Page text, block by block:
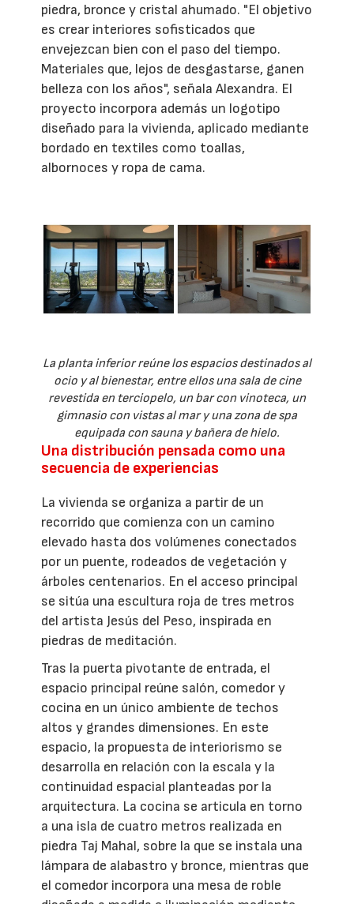
piedra, bronce y cristal ahumado. "El objetivo
es crear interiores sofisticados que
envejezcan bien con el paso del tiempo.
Materiales que, lejos de desgastarse, ganen
belleza con los años", señala Alexandra. El
proyecto incorpora además un logotipo
diseñado para la vivienda, aplicado mediante
bordado en textiles como toallas,
albornoces y ropa de cama.
La planta inferior reúne los espacios destinados al
ocio y al bienestar, entre ellos una sala de cine
revestida en terciopelo, un bar con vinoteca, un
gimnasio con vistas al mar y una zona de spa
equipada con sauna y bañera de hielo.
Una distribución pensada como una
secuencia de experiencias
La vivienda se organiza a partir de un
recorrido que comienza con un camino
elevado hasta dos volúmenes conectados
por un puente, rodeados de vegetación y
árboles centenarios. En el acceso principal
se sitúa una escultura roja de tres metros
del artista Jesús del Peso, inspirada en
piedras de meditación.
Tras la puerta pivotante de entrada, el
espacio principal reúne salón, comedor y
cocina en un único ambiente de techos
altos y grandes dimensiones. En este
espacio, la propuesta de interiorismo se
desarrolla en relación con la escala y la
continuidad espacial planteadas por la
arquitectura. La cocina se articula en torno
a una isla de cuatro metros realizada en
piedra Taj Mahal, sobre la que se instala una
lámpara de alabastro y bronce, mientras que
el comedor incorpora una mesa de roble